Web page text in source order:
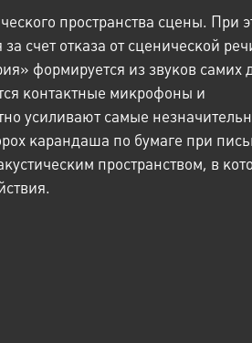
пространства сцены. При
счет отказа от сценической
формируется из звуков самих
контактные микрофоны и
усиливают самые
карандаша по бумаге при
пространством, в